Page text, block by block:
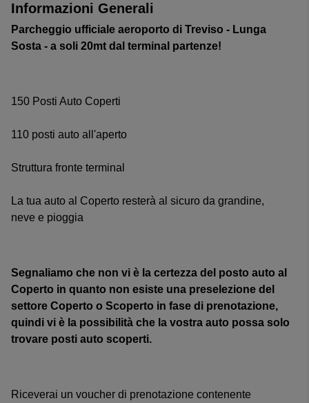
Informazioni Generali
Parcheggio ufficiale aeroporto di Treviso - Lunga
Sosta - a soli 20mt dal terminal partenze!
150 Posti Auto Coperti
110 posti auto all'aperto
Struttura fronte terminal
La tua auto al Coperto resterà al sicuro da grandine,
neve e pioggia
Segnaliamo che non vi è la certezza del posto auto al
Coperto in quanto non esiste una preselezione del
settore Coperto o Scoperto in fase di prenotazione,
quindi vi è la possibilità che la vostra auto possa solo
trovare posti auto scoperti.
Riceverai un voucher di prenotazione contenente